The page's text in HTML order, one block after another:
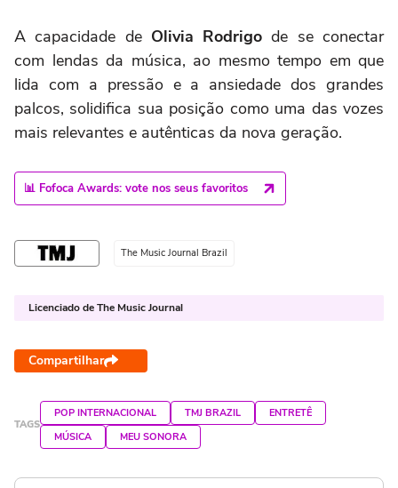
A capacidade de Olivia Rodrigo de se conectar
com lendas da música, ao mesmo tempo em que
lida com a pressão e a ansiedade dos grandes
palcos, solidifica sua posição como uma das vozes
mais relevantes e autênticas da nova geração.
📊 Fofoca Awards: vote nos seus favoritos
The Music Journal Brazil
Licenciado de The Music Journal
Compartilhar
TAGS
POP INTERNACIONAL TMJ BRAZIL
ENTRETÊ
MÚSICA
MEU SONORA